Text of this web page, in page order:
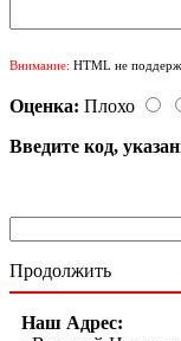
Внимание: HTML не
Оценка: Плохо
Введите код,
Продолжить
Наш Адрес: